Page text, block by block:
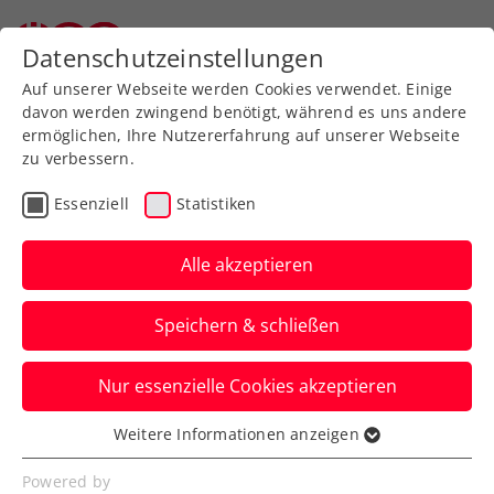
Zurück zur Newsübersicht
Turniere
Erste Bank Open:
Traumfinale zwischen
Medvedev und Sinner
Beim ATP-500-Turnier in Wien kommt es
im Endspiel am Sonntag zum Showdown
der beiden Topgesetzten.
Verfasst von: Presseaussendung / Redaktion, 28.10.2023
Datenschutzeinstellungen
Auf unserer Webseite werden Cookies verwendet. Einige
davon werden zwingend benötigt, während es uns andere
ermöglichen, Ihre Nutzererfahrung auf unserer Webseite
zu verbessern.
Essenziell Statistiken
Alle akzeptieren
Speichern & schließen
Nur essenzielle Cookies akzeptieren
Essenziell
Essenzielle Cookies werden für grundlegende
Weitere Informationen anzeigen
Powered by